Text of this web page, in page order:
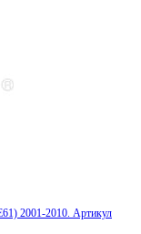
2001-2010. Артикул